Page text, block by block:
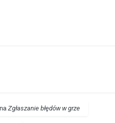
Zgłaszanie błędów w grze